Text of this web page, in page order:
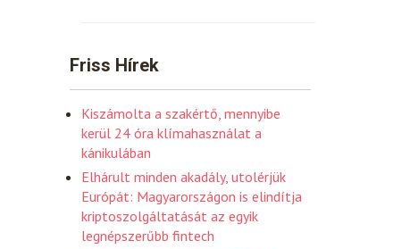
Friss Hírek
Kiszámolta a szakértő, mennyibe
kerül 24 óra klímahasználat a
kánikulában
Elhárult minden akadály, utolérjük
Európát: Magyarországon is elindítja
kriptoszolgáltatását az egyik
legnépszerűbb fintech